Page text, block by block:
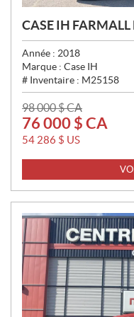
CASE IH
Année : 2018
Marque : Case IH
# Inventaire : M25158
P
R
I
98 000$CA
76 000 $ CA
54 286 $ US